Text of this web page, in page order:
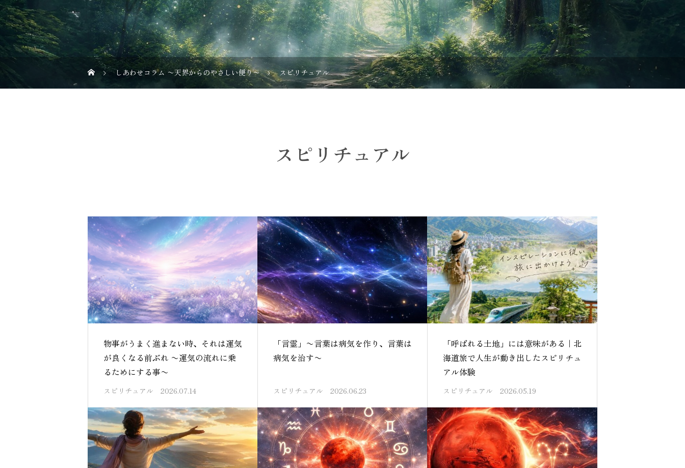
しあわせコラム 〜天界からのやさしい便り〜 スピリチュアル
スピリチュアル
物事がうまく進まない時、それは運気
が良くなる前ぶれ 〜運気の流れに乗
るためにする事〜
スピリチュアル 2026.07.14
「言霊」〜言葉は病気を作り、言葉は
病気を治す〜
スピリチュアル 2026.06.23
「呼ばれる土地」には意味がある｜北
海道旅で人生が動き出したスピリチュ
アル体験
スピリチュアル 2026.05.19